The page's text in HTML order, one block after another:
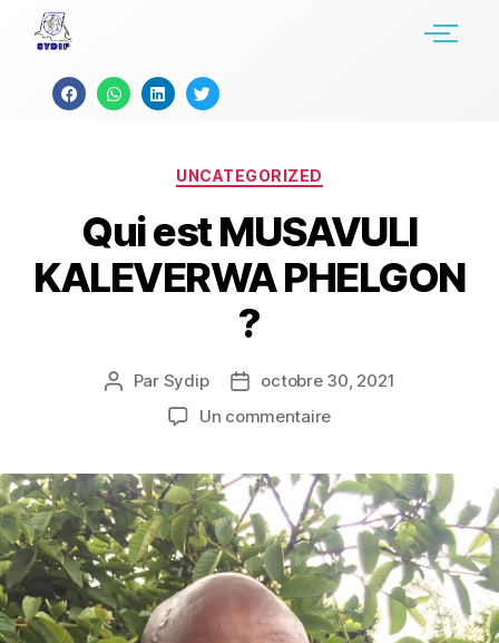
UNCATEGORIZED
Qui est MUSAVULI
KALEVERWA PHELGON
?
Par Sydip
octobre 30, 2021
Un commentaire